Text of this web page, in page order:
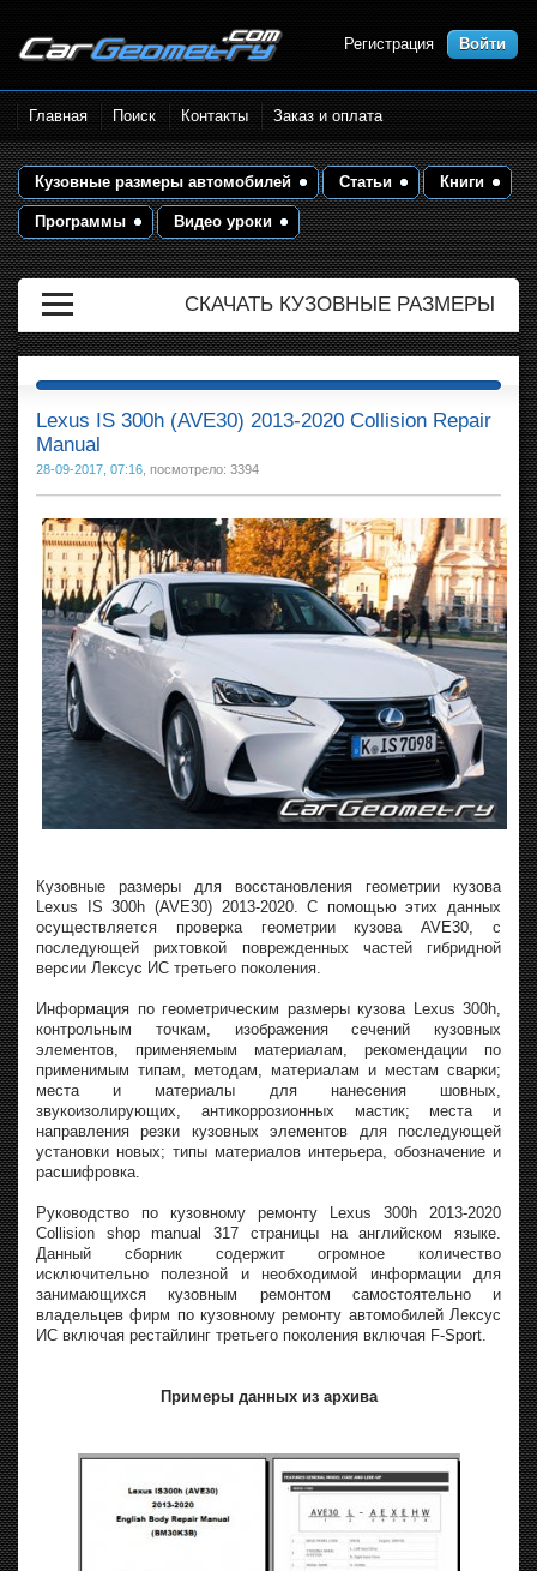
Размеры кузова автомобилей.
Контрольные точки и кузовные
размеры. Геометрия кузова
Регистрация Войти
Главная Поиск Контакты Заказ и оплата
Кузовные размеры автомобилей Статьи Книги
Программы Видео уроки
СКАЧАТЬ КУЗОВНЫЕ РАЗМЕРЫ
Lexus IS 300h (AVE30) 2013-2020 Collision Repair
Manual
28-09-2017, 07:16 , посмотрело: 3394
Кузовные размеры для восстановления геометрии кузова
Lexus IS 300h (AVE30) 2013-2020. С помощью этих данных
осуществляется проверка геометрии кузова AVE30, с
последующей рихтовкой поврежденных частей гибридной
версии Лексус ИС третьего поколения.
Информация по геометрическим размеры кузова Lexus 300h,
контрольным точкам, изображения сечений кузовных
элементов, применяемым материалам, рекомендации по
применимым типам, методам, материалам и местам сварки;
места и материалы для нанесения шовных,
звукоизолирующих, антикоррозионных мастик; места и
направления резки кузовных элементов для последующей
установки новых; типы материалов интерьера, обозначение и
расшифровка.
Руководство по кузовному ремонту Lexus 300h 2013-2020
Collision shop manual 317 страницы на английском языке.
Данный сборник содержит огромное количество
исключительно полезной и необходимой информации для
занимающихся кузовным ремонтом самостоятельно и
владельцев фирм по кузовному ремонту автомобилей Лексус
ИС включая рестайлинг третьего поколения включая F-Sport.
Примеры данных из архива